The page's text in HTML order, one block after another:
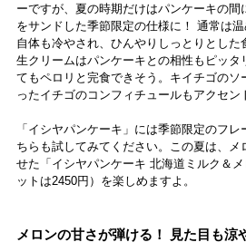
ーですが、夏の時期だけはパンケーキの間
をサンドした季節限定の仕様に！ 通常は
自体も冷やされ、ひんやりしっとりとした
生クリームはパンケーキとの相性もピッタ
てもペロリと完食できそう。キイチゴのソ
ったイチゴのコンフィチュールもアクセン
「イシヤパンケーキ」には季節限定のフ
ちらも試してみてください。この夏は、
せた「イシヤパンケーキ 北海道ミルク＆
ットは2450円）を楽しめますよ。
メロンの甘さが弾ける！ 見た目も涼